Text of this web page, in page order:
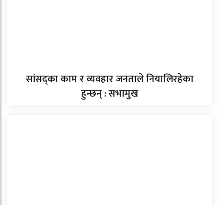
सांसद्का काम र व्यवहार जनताले नियालिरहेका
हुन्छन् : सभामुख